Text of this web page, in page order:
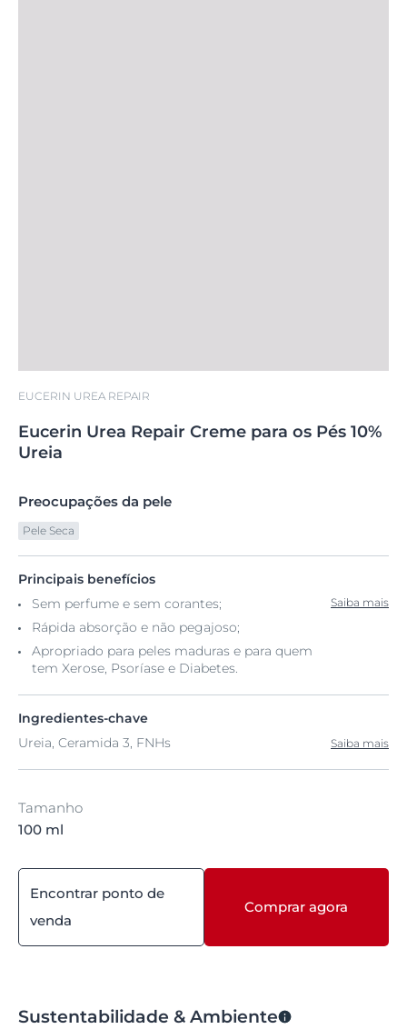
EUCERIN UREA REPAIR
Eucerin Urea Repair Creme para os Pés 10%
Ureia
Preocupações da pele
Pele Seca
Principais benefícios
Sem perfume e sem corantes;
Rápida absorção e não pegajoso;
Apropriado para peles maduras e para quem
tem Xerose, Psoríase e Diabetes.
Saiba mais
Ingredientes-chave
Ureia, Ceramida 3, FNHs
Saiba mais
Tamanho
100 ml
Encontrar ponto de
venda
Comprar agora
Sustentabilidade & Ambiente